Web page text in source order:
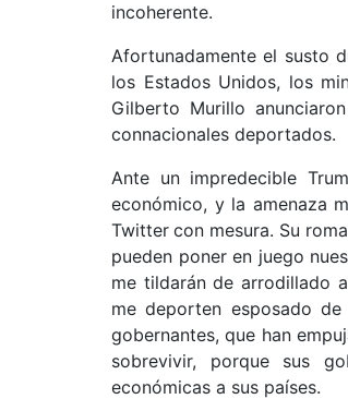
incoherente.
Afortunadamente el susto
los Estados Unidos, los
Gilberto Murillo
connacionales deportados.
Ante un impredecible
económico, y la amenaza
Twitter con mesura. Su
pueden poner en juego
me tildarán de arrodillado
me deporten esposado
gobernantes, que han
sobrevivir, porque sus
económicas a sus países.